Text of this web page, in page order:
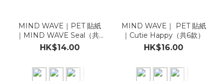
MIND WAVE｜PET 貼紙
｜MIND WAVE Seal（共6
款）
HK$14.00
MIND WAVE｜ PET 貼紙
｜Cutie Happy（共6款）
HK$16.00